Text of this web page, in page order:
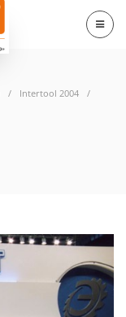
/ Intertool 2004
/